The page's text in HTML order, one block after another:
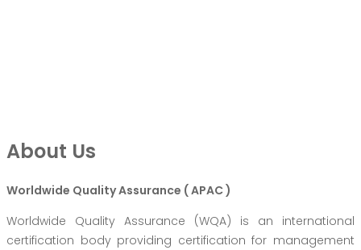
About Us
Worldwide Quality Assurance ( APAC )
Worldwide Quality Assurance (WQA) is an international
certification body providing certification for management